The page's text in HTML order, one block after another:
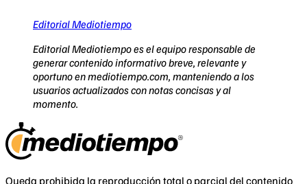
Editorial Mediotiempo
Editorial Mediotiempo es el equipo responsable de
generar contenido informativo breve, relevante y
oportuno en mediotiempo.com, manteniendo a los
usuarios actualizados con notas concisas y al
momento.
Queda prohibida la reproducción total o parcial del contenido